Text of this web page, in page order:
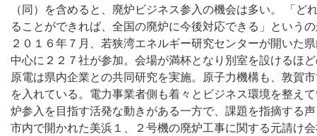
（同）を含めると、廃炉ビジネス参入の機会は多い。 「ど
ることができれば、全国の廃炉に今後対応できる」というの
２０１６年７月、若狭湾エネルギー研究センターが開いた
中心に２２７社が参加。会場が満杯となり別室を設けるほ
原電は県内企業との共同研究を実施。原子力機構も、敦賀
を入れている。電力事業者側も着々とビジネス環境を整え
炉参入を目指す活発な動きがある一方で、課題を指摘する
市内で開かれた美浜１、２号機の廃炉工事に関する元請け